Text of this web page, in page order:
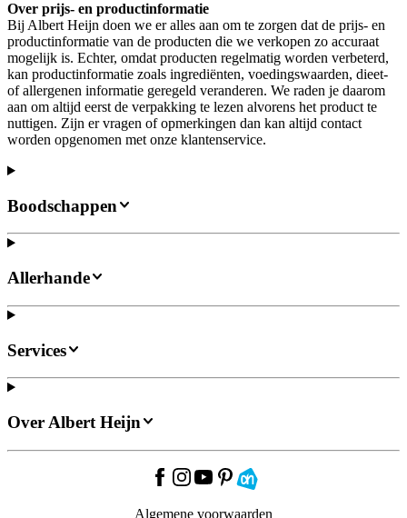
Over prijs- en productinformatie
Bij Albert Heijn doen we er alles aan om te zorgen dat de prijs- en
productinformatie van de producten die we verkopen zo accuraat
mogelijk is. Echter, omdat producten regelmatig worden verbeterd,
kan productinformatie zoals ingrediënten, voedingswaarden, dieet-
of allergenen informatie geregeld veranderen. We raden je daarom
aan om altijd eerst de verpakking te lezen alvorens het product te
nuttigen. Zijn er vragen of opmerkingen dan kan altijd contact
worden opgenomen met onze klantenservice.
Boodschappen
Allerhande
Services
Over Albert Heijn
Algemene voorwaarden